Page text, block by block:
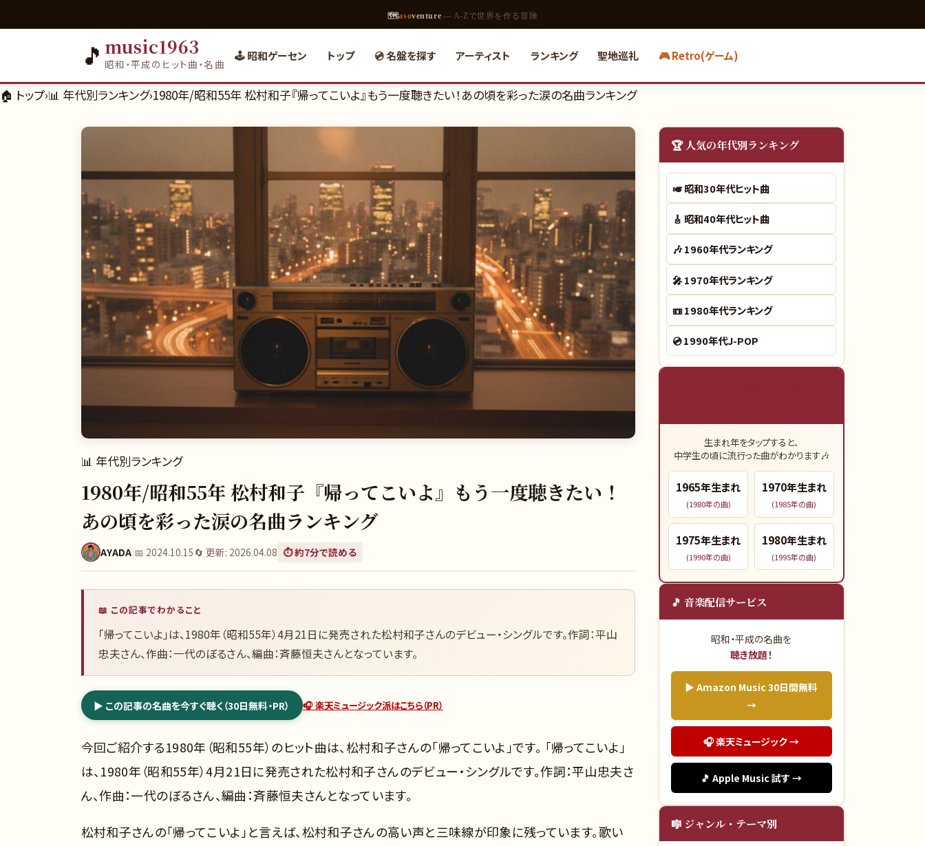
🗺asoventure — A-Zで世界を作る冒険
🎵 music1963
昭和・平成のヒット曲・名曲
🕹️ 昭和ゲーセン トップ 💿 名盤を探す アーティスト ランキング 聖地巡礼 🎮 Retro(ゲーム)
🏠 トップ›📊 年代別ランキング›1980年/昭和55年 松村和子『帰ってこいよ』もう一度聴きたい！あの頃を彩った涙の名曲ランキング
📊 年代別ランキング
1980年/昭和55年 松村和子『帰ってこいよ』もう一度聴きたい！
あの頃を彩った涙の名曲ランキング
AYADA|📅 2024.10.15🔄 更新: 2026.04.08 ⏱️ 約7分で読める
📖 この記事でわかること
「帰ってこいよ」は、1980年（昭和55年）4月21日に発売された松村和子さんのデビュー・シングルです。作詞：平山
忠夫さん、作曲：一代のぼるさん、編曲：斉藤恒夫さんとなっています。
▶ この記事の名曲を今すぐ聴く（30日無料・PR） 🎧 楽天ミュージック派はこちら（PR）
今回ご紹介する1980年（昭和55年）のヒット曲は、松村和子さんの「帰ってこいよ」です。 「帰ってこいよ」
は、1980年（昭和55年）4月21日に発売された松村和子さんのデビュー・シングルです。作詞：平山忠夫さ
ん、作曲：一代のぼるさん、編曲：斉藤恒夫さんとなっています。
松村和子さんの「帰ってこいよ」と言えば、松村和子さんの高い声と三味線が印象に残っています。歌い
🏆 人気の年代別ランキング
🎺昭和30年代ヒット曲
🎸 昭和40年代ヒット曲
🎶1960年代ランキング
🎤1970年代ランキング
📼1980年代ランキング
💿1990年代J-POP
生まれ年をタップすると、
中学生の頃に流行った曲がわかります🎶
1965年生まれ
(1980年の曲)
1970年生まれ
(1985年の曲)
1975年生まれ
(1990年の曲)
1980年生まれ
(1995年の曲)
🎵 音楽配信サービス
昭和・平成の名曲を
聴き放題！
▶ Amazon Music 30日間無料
→
🎧 楽天ミュージック →
🎵 Apple Music 試す →
🎼 ジャンル・テーマ別